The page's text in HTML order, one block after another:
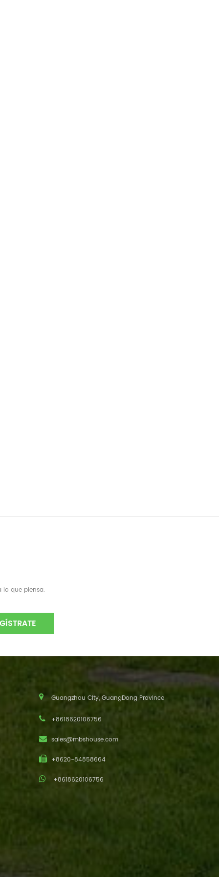
lo que piensa.
Guangzhou City, GuangDong Province
+8618620106756
sales@mbshouse.com
+8620-84858664
+8618620106756